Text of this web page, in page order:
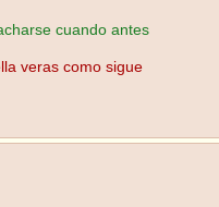
cuando antes
veras como sigue